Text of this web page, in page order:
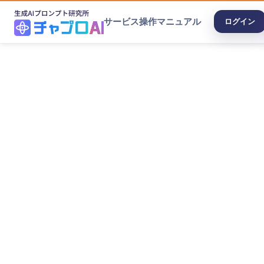
サービス操作マニュアル ログイン